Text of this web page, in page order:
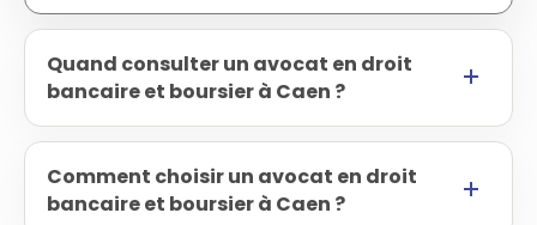
Quand consulter un avocat en droit
bancaire et boursier à Caen ?
Comment choisir un avocat en droit
bancaire et boursier à Caen ?